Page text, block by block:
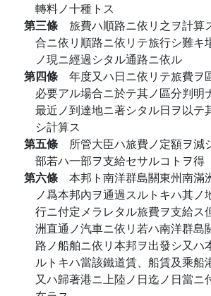
轉料ノ十種トス
第三條 旅費ハ順路ニ依リ之ヲ計算
合ニ依リ順路ニ依リテ旅行シ難キ
ノ現ニ經過シタル通路ニ依ル
第四條 年度又ハ日ニ依リテ旅費ヲ
必要アル場合ニ於テ其ノ區分判明
最近ノ到達地ニ著シタル日ヲ以テ
シ計算ス
第五條 所管大臣ハ旅費ノ定額ヲ減
部若ハ一部ヲ支給セサルコトヲ得
第六條 本邦ト南洋群島關東州南滿
ノ爲本邦內ヲ通過スルトキハ其ノ
行ニ付定メラレタル旅費ヲ支給ス
洲直通ノ汽車ニ依リ若ハ南洋群島
路ノ船舶ニ依リ本邦ヲ出發シ又ハ
ルトキハ當該鐵道賃、船賃及乘船
又ハ歸著港ニ上陸ノ日迄ノ日當ニ